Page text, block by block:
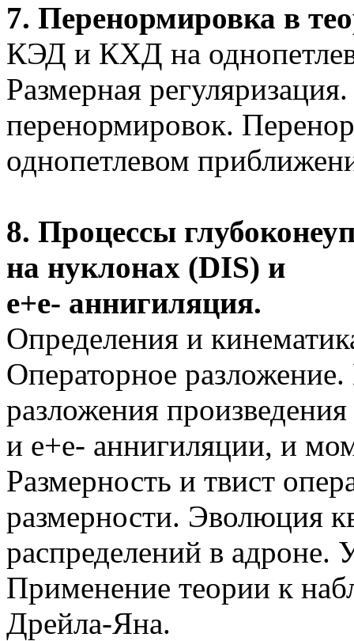
7. Перенормировка в
КЭД и КХД на
Размерная
перенормировок.
однопетлевом
8. Процессы
на нуклонах (DIS) и
е+е- аннигиляция.
Определения и
Операторное
разложения
и е+е- аннигиляции, и
Размерность и твист
размерности. Эволюция
распределений в адроне.
Применение теории к
Дрейла-Яна.